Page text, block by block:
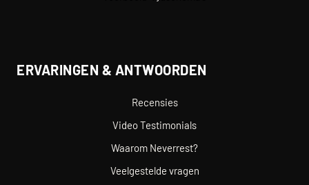
ERVARINGEN & ANTWOORDEN
Recensies
Video Testimonials
Waarom Neverrest?
Veelgestelde vragen